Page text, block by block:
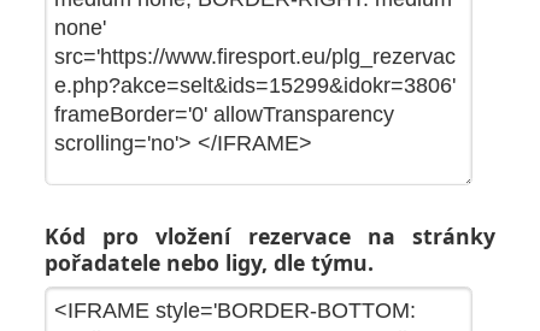
Kód pro vložení rezervace na stránky
pořadatele nebo ligy, dle týmu.